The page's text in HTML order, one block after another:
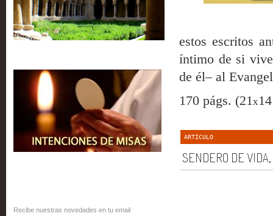
Recibe nuestras novedades en tu email
estos escritos
íntimo de si
de él– al
170 págs. (21x
ARTÍCULO
SENDERO DE